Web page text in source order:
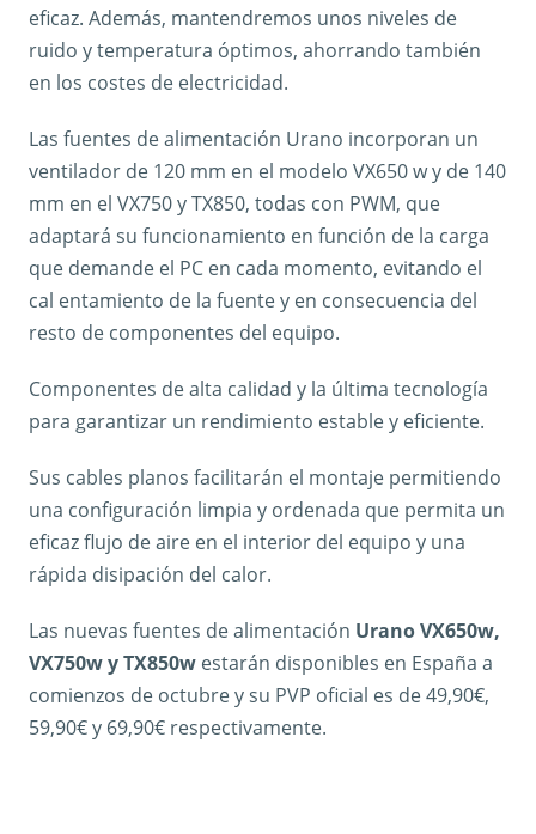
eficaz. Además, mantendremos unos niveles de
ruido y temperatura óptimos, ahorrando también
en los costes de electricidad.
Las fuentes de alimentación Urano incorporan un
ventilador de 120 mm en el modelo VX650 w y de 140
mm en el VX750 y TX850, todas con PWM, que
adaptará su funcionamiento en función de la carga
que demande el PC en cada momento, evitando el
cal entamiento de la fuente y en consecuencia del
resto de componentes del equipo.
Componentes de alta calidad y la última tecnología
para garantizar un rendimiento estable y eficiente.
Sus cables planos facilitarán el montaje permitiendo
una configuración limpia y ordenada que permita un
eficaz flujo de aire en el interior del equipo y una
rápida disipación del calor.
Las nuevas fuentes de alimentación Urano VX650w,
VX750w y TX850w estarán disponibles en España a
comienzos de octubre y su PVP oficial es de 49,90€,
59,90€ y 69,90€ respectivamente.